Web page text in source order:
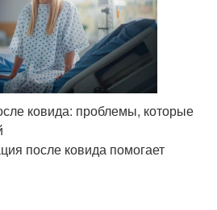
ковида: проблемы, которые
после ковида помогает